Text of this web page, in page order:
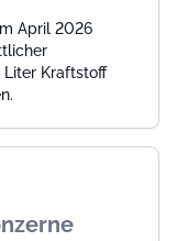
April 2026
Liter Kraftstoff